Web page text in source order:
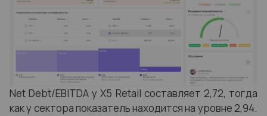
Net Debt/EBITDA у X5 Retail составляет 2,72, тогда
как у сектора показатель находится на уровне 2,94.